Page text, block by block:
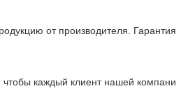
от производителя. Гарантия
каждый клиент нашей компании